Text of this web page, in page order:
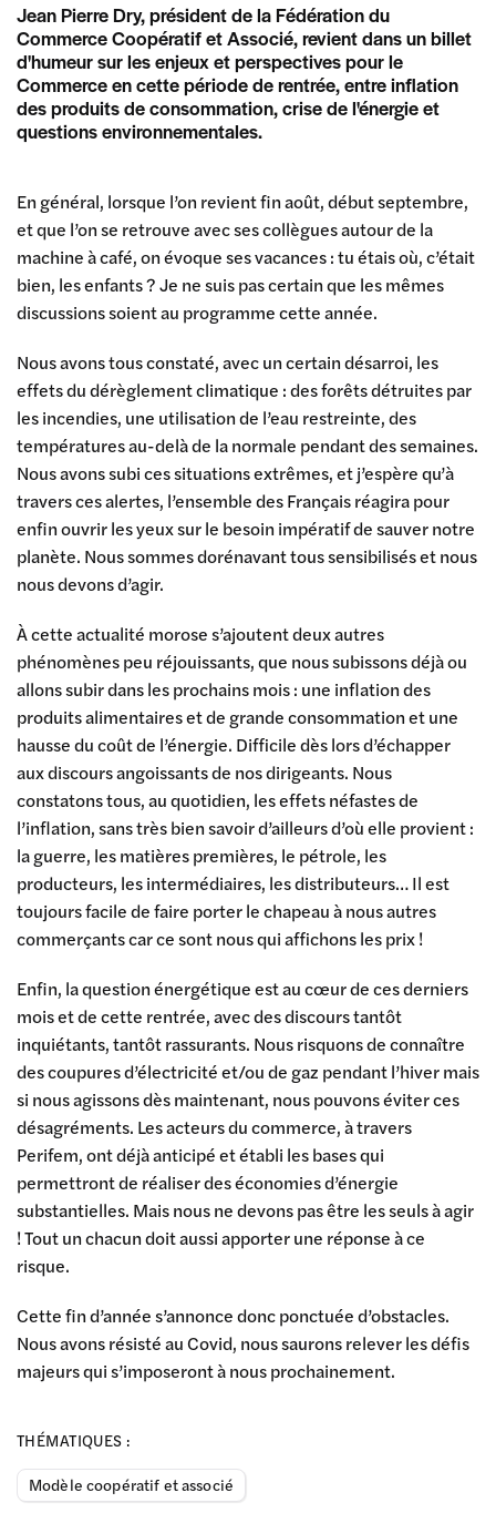
THÉMATIQUES :
Modèle coopératif et associé
Jean Pierre Dry, président de la Fédération du
Commerce Coopératif et Associé, revient dans un billet
d'humeur sur les enjeux et perspectives pour le
Commerce en cette période de rentrée, entre inflation
des produits de consommation, crise de l'énergie et
questions environnementales.
En général, lorsque l’on revient fin août, début septembre,
et que l’on se retrouve avec ses collègues autour de la
machine à café, on évoque ses vacances : tu étais où, c’était
bien, les enfants ? Je ne suis pas certain que les mêmes
discussions soient au programme cette année.
Nous avons tous constaté, avec un certain désarroi, les
effets du dérèglement climatique : des forêts détruites par
les incendies, une utilisation de l’eau restreinte, des
températures au-delà de la normale pendant des semaines.
Nous avons subi ces situations extrêmes, et j’espère qu’à
travers ces alertes, l’ensemble des Français réagira pour
enfin ouvrir les yeux sur le besoin impératif de sauver notre
planète. Nous sommes dorénavant tous sensibilisés et nous
nous devons d’agir.
À cette actualité morose s’ajoutent deux autres
phénomènes peu réjouissants, que nous subissons déjà ou
allons subir dans les prochains mois : une inflation des
produits alimentaires et de grande consommation et une
hausse du coût de l’énergie. Difficile dès lors d’échapper
aux discours angoissants de nos dirigeants. Nous
constatons tous, au quotidien, les effets néfastes de
l’inflation, sans très bien savoir d’ailleurs d’où elle provient :
la guerre, les matières premières, le pétrole, les
producteurs, les intermédiaires, les distributeurs… Il est
toujours facile de faire porter le chapeau à nous autres
commerçants car ce sont nous qui affichons les prix !
Enfin, la question énergétique est au cœur de ces derniers
mois et de cette rentrée, avec des discours tantôt
inquiétants, tantôt rassurants. Nous risquons de connaître
des coupures d’électricité et/ou de gaz pendant l’hiver mais
si nous agissons dès maintenant, nous pouvons éviter ces
désagréments. Les acteurs du commerce, à travers
Perifem, ont déjà anticipé et établi les bases qui
permettront de réaliser des économies d’énergie
substantielles. Mais nous ne devons pas être les seuls à agir
! Tout un chacun doit aussi apporter une réponse à ce
risque.
Cette fin d’année s’annonce donc ponctuée d’obstacles.
Nous avons résisté au Covid, nous saurons relever les défis
majeurs qui s’imposeront à nous prochainement.